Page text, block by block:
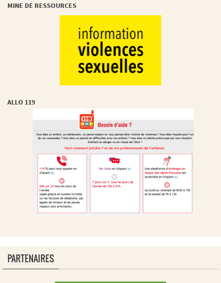
MINE DE RESSOURCES
ALLO 119
PARTENAIRES